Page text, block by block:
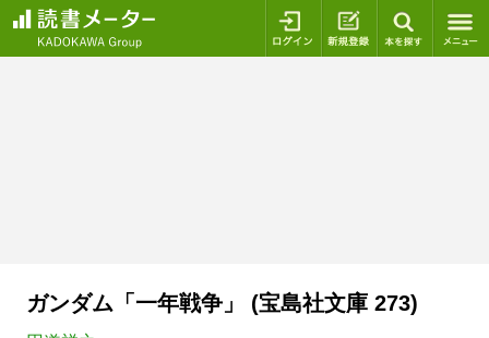
ログイン 新規登録
ガンダム「一年戦争」 (宝島社文庫 273)